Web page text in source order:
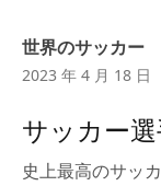
世界のサッカー
2023 年 4 月 18 日
サッカー
史上最高のサッ